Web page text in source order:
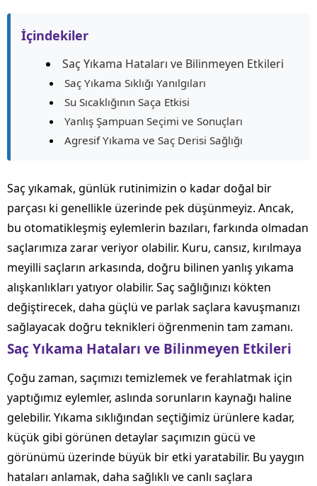
İçindekiler
Saç Yıkama Hataları ve Bilinmeyen Etkileri
Saç Yıkama Sıklığı Yanılgıları
Su Sıcaklığının Saça Etkisi
Yanlış Şampuan Seçimi ve Sonuçları
Agresif Yıkama ve Saç Derisi Sağlığı
Saç yıkamak, günlük rutinimizin o kadar doğal bir
parçası ki genellikle üzerinde pek düşünmeyiz. Ancak,
bu otomatikleşmiş eylemlerin bazıları, farkında olmadan
saçlarımıza zarar veriyor olabilir. Kuru, cansız, kırılmaya
meyilli saçların arkasında, doğru bilinen yanlış yıkama
alışkanlıkları yatıyor olabilir. Saç sağlığınızı kökten
değiştirecek, daha güçlü ve parlak saçlara kavuşmanızı
sağlayacak doğru teknikleri öğrenmenin tam zamanı.
Saç Yıkama Hataları ve Bilinmeyen Etkileri
Çoğu zaman, saçımızı temizlemek ve ferahlatmak için
yaptığımız eylemler, aslında sorunların kaynağı haline
gelebilir. Yıkama sıklığından seçtiğimiz ürünlere kadar,
küçük gibi görünen detaylar saçımızın gücü ve
görünümü üzerinde büyük bir etki yaratabilir. Bu yaygın
hataları anlamak, daha sağlıklı ve canlı saçlara